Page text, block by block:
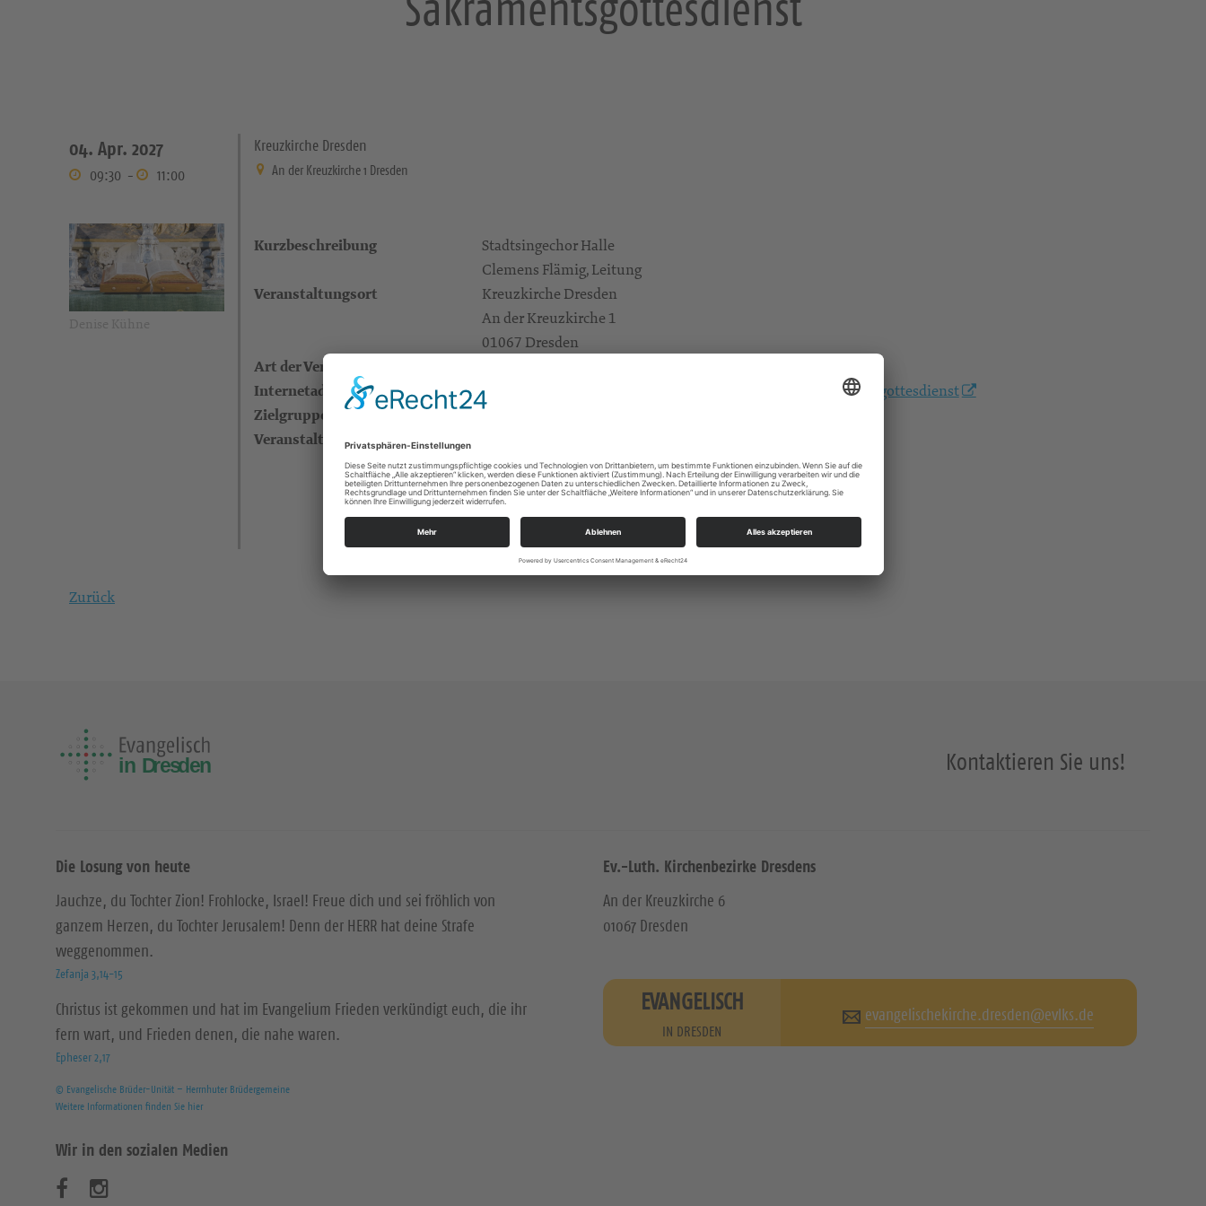
04. Apr. 2027
09:30 - 11:00
Kreuzkirche Dresden
An der Kreuzkirche 1 Dresden
Kurzbeschreibung
Stadtsingechor Halle
Clemens Flämig, Leitung
Veranstaltungsort
Kreuzkirche Dresden
An der Kreuzkirche 1
01067 Dresden
Art der Veranstaltung
Internetadresse https://landing.churchdesk.com/de/e/38708434/sakramentsgottesdienst
Zielgruppe Alle
Veranstalter
An der Kreuzkirche 6
01067 Dresden
https://www.johannes-kreuz-lukas.de/
Zurück
Kontaktieren Sie uns!
Die Losung von heute
Jauchze, du Tochter Zion! Frohlocke, Israel! Freue dich und sei fröhlich von
ganzem Herzen, du Tochter Jerusalem! Denn der HERR hat deine Strafe
weggenommen.
Zefanja 3,14-15
Christus ist gekommen und hat im Evangelium Frieden verkündigt euch, die ihr
fern wart, und Frieden denen, die nahe waren.
Epheser 2,17
© Evangelische Brüder-Unität – Herrnhuter Brüdergemeine
Weitere Informationen finden Sie hier
Wir in den sozialen Medien
Ev.-Luth. Kirchenbezirke Dresdens
An der Kreuzkirche 6
01067 Dresden
EVANGELISCH
IN DRESDEN
evangelischekirche.dresden@evlks.de